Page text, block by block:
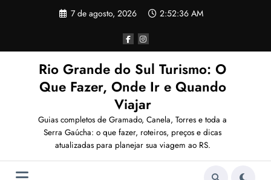
7 de agosto, 2026 2:52:36 AM
Rio Grande do Sul Turismo: O
Que Fazer, Onde Ir e Quando
Viajar
Guias completos de Gramado, Canela, Torres e toda a
Serra Gaúcha: o que fazer, roteiros, preços e dicas
atualizadas para planejar sua viagem ao RS.